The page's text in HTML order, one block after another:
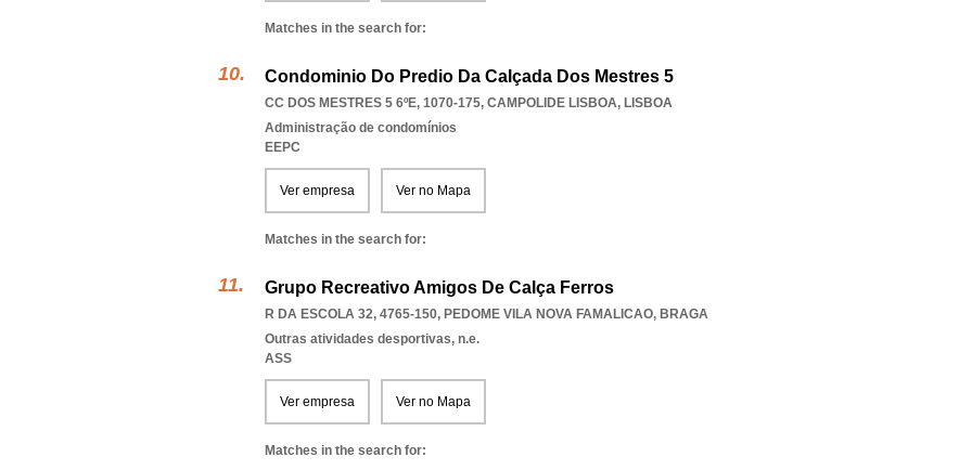
Matches in the search for:
Condominio Do Predio Da Calçada Dos Mestres 5
CC DOS MESTRES 5 6ºE, 1070-175, CAMPOLIDE LISBOA, LISBOA
Administração de condomínios
EEPC
Ver empresa Ver no Mapa
Matches in the search for:
Grupo Recreativo Amigos De Calça Ferros
R DA ESCOLA 32, 4765-150, PEDOME VILA NOVA FAMALICAO, BRAGA
Outras atividades desportivas, n.e.
ASS
Ver empresa Ver no Mapa
Matches in the search for: